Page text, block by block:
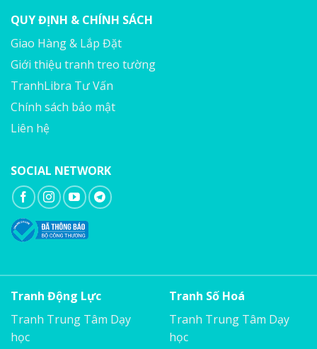
QUY ĐỊNH & CHÍNH SÁCH
Giao Hàng & Lắp Đặt
Giới thiệu tranh treo tường
TranhLibra Tư Vấn
Chính sách bảo mật
Liên hệ
SOCIAL NETWORK
Tranh Động Lực
Tranh Trung Tâm Dạy
học
Tranh Số Hoá
Tranh Trung Tâm Dạy
học